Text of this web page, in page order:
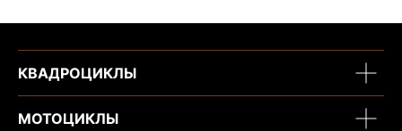
КВАДРОЦИКЛЫ
МОТОЦИКЛЫ